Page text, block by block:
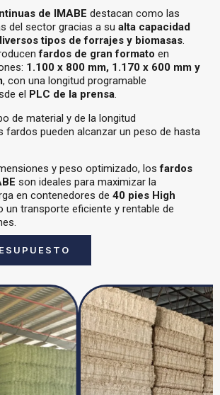
de IMABE destacan como las
del sector gracias a su alta capacidad
tipos de forrajes y biomasas.
fardos de gran formato en
1.100 x 800 mm, 1.170 x 600 mm y
, con una longitud programable
el PLC de la prensa.
de material y de la longitud
fardos pueden alcanzar un peso de hasta
y peso optimizado, losfardos
son ideales para maximizar la
en contenedores de 40 pies High
un transporte eficiente y rentable de